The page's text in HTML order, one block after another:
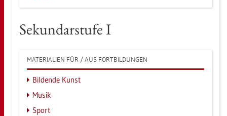
Se­kun­dar­stu­fe I
MA­TE­RIA­LI­EN FÜR / AUS FORT­BIL­DUN­GEN
Bil­den­de Kunst
Musik
Sport